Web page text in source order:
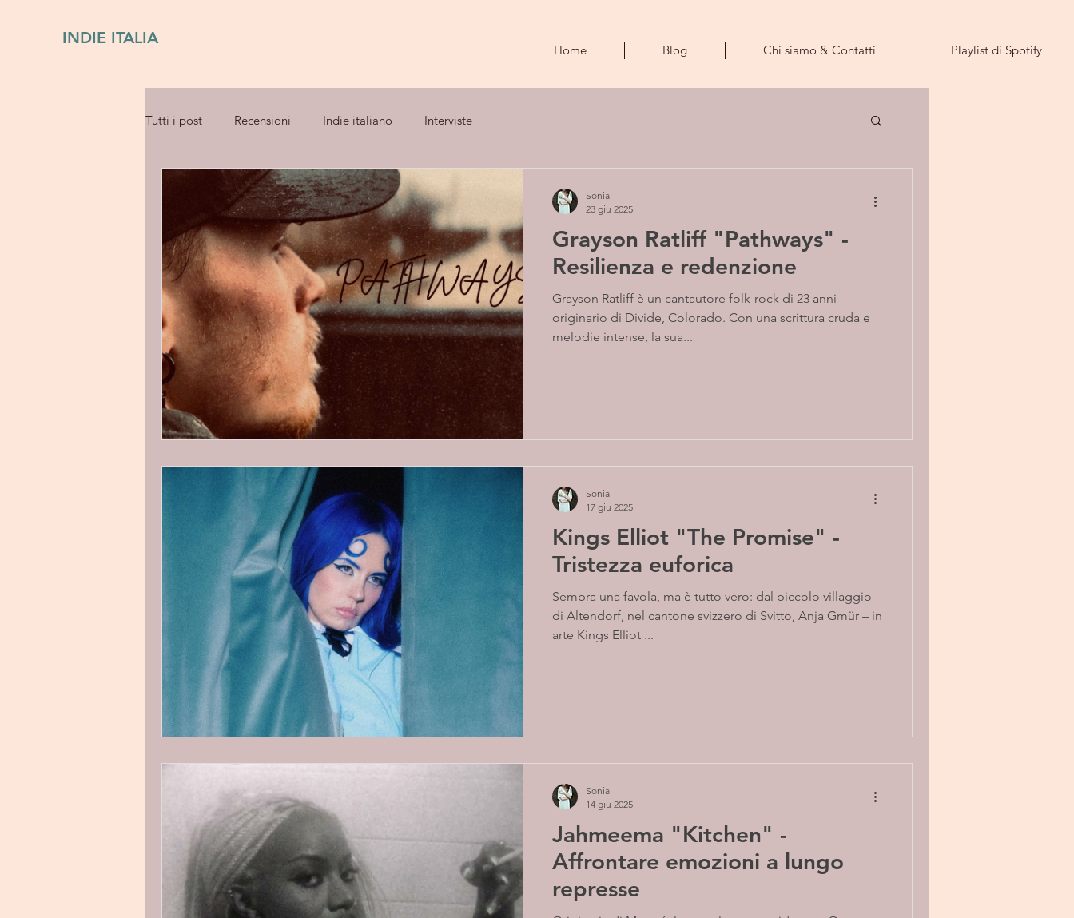
INDIE ITALIA
Home Blog Chi siamo & Contatti Playlist di Spotify
Tutti i post Recensioni Indie italiano Interviste
Grayson Ratliff "Pathways" -
Resilienza e redenzione
Grayson Ratliff è un cantautore folk-rock di 23 anni
originario di Divide, Colorado. Con una scrittura cruda e
melodie intense, la sua...
Sonia
23 giu 2025
Kings Elliot "The Promise" -
Tristezza euforica
Sembra una favola, ma è tutto vero: dal piccolo villaggio
di Altendorf, nel cantone svizzero di Svitto, Anja Gmür – in
arte Kings Elliot ...
Sonia
17 giu 2025
Jahmeema "Kitchen" -
Affrontare emozioni a lungo
represse
Sonia
14 giu 2025